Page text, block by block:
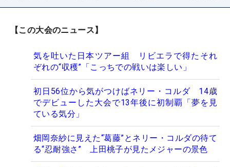
【この大会のニュース】
気を吐いた日本ツアー組 リビエラで得たそれ
ぞれの“収穫”「こっちでの戦いは楽しい」
初日56位から気がつけばネリー・コルダ 14歳
でデビューした大会で13年後に初制覇「夢を見
ている気分」
畑岡奈紗に見えた“葛藤”とネリー・コルダの待て
る“忍耐強さ” 上田桃子が見たメジャーの景色